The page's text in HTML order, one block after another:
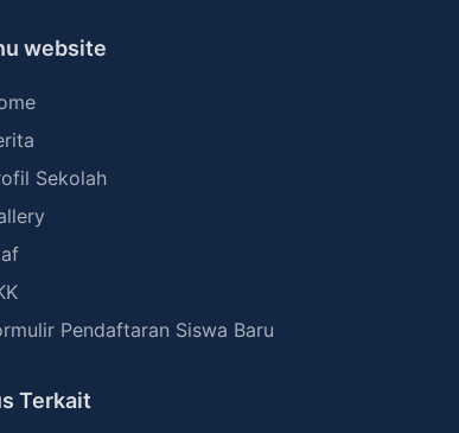
website
Sekolah
Pendaftaran Siswa Baru
Terkait